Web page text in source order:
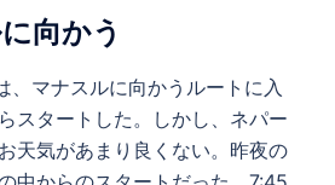
向かう
マナスルに向かうルートに入
スタートした。しかし、ネパー
天気があまり良くない。昨夜の